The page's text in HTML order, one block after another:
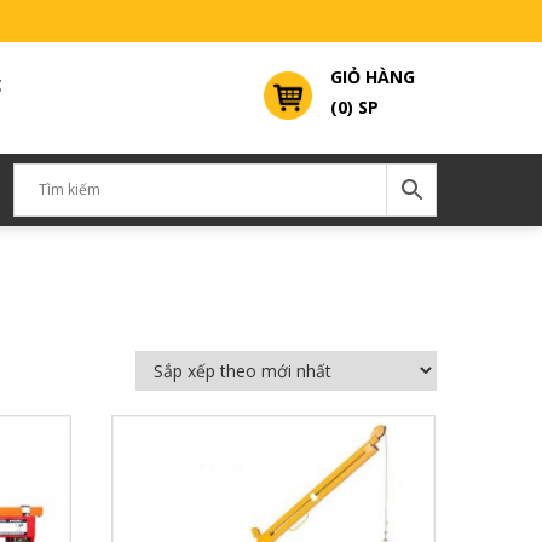
GIỎ HÀNG
(0) SP